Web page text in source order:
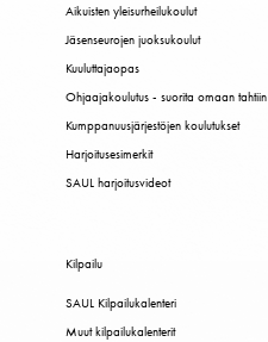
Aikuisten yleisurheilukoulut
Jäsenseurojen juoksukoulut
Kuuluttajaopas
Ohjaajakoulutus - suorita omaan tahtiin
Kumppanuusjärjestöjen koulutukset
Harjoitusesimerkit
SAUL harjoitusvideot
Kilpailu
SAUL Kilpailukalenteri
Muut kilpailukalenterit